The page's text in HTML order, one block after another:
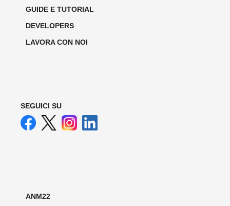
GUIDE E TUTORIAL
DEVELOPERS
LAVORA CON NOI
SEGUICI SU
ANM22